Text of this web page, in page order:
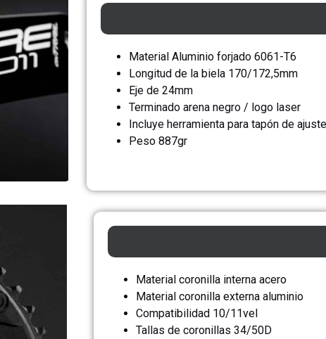
Material Aluminio forjado 6061-T6
Longitud de la biela 170/172,5mm
Eje de 24mm
Terminado arena negro / logo laser
Incluye herramienta para tapón de ajuste
Peso 887gr
Material coronilla interna acero
Material coronilla externa aluminio
Compatibilidad 10/11vel
Tallas de coronillas 34/50D